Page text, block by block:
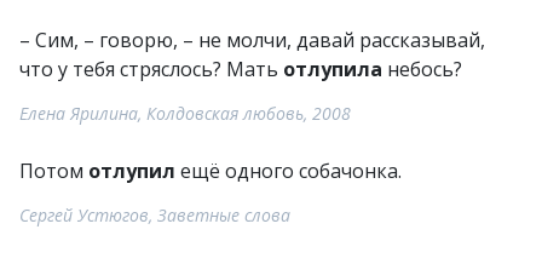
– Сим, – говорю, – не молчи, давай рассказывай,
что у тебя стряслось? Мать отлупила небось?
Елена Ярилина, Колдовская любовь, 2008
Потом отлупил ещё одного собачонка.
Сергей Устюгов, Заветные слова